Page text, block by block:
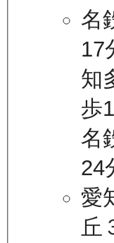
名
17
知
歩
名
24
愛
丘